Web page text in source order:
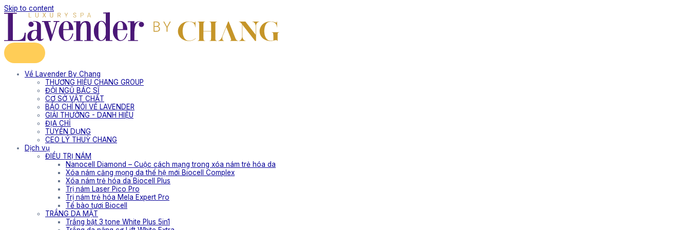
Skip to content
Về Lavender By Chang
THƯƠNG HIỆU CHANG GROUP
ĐỘI NGŨ BÁC SĨ
CƠ SỞ VẬT CHẤT
BÁO CHÍ NÓI VỀ LAVENDER
GIẢI THƯỞNG - DANH HIỆU
ĐỊA CHỈ
TUYỂN DỤNG
CEO LÝ THUỲ CHANG
Dịch vụ
ĐIỀU TRỊ NÁM
Nanocell Diamond – Cuộc cách mạng trong xóa nám trẻ hóa da
Xóa nám căng mọng da thế hệ mới Biocell Complex
Xóa nám trẻ hóa da Biocell Plus
Trị nám Laser Pico Pro
Trị nám trẻ hóa Mela Expert Pro
Tế bào tươi Biocell
TRẮNG DA MẶT
Trắng bật 3 tone White Plus 5in1